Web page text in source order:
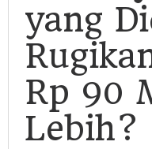
yang
Rp 90
Lebih?